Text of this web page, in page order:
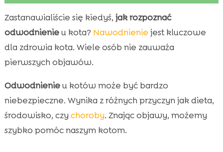
 Co to jest odwodnienie u kotów?
 Typowe objawy odwodnienia kota
 Jak rozpoznać odwodnienie w domu?
 Jakie są najczęstsze przyczyny odwodnienia u
Dlaczego odpowiednie nawodnienie jest
ważne?
Jak zapewnić kotu odpowiednie
nawodnienie?
Zastanawialiście się kiedyś, jak rozpoznać
odwodnienieu kota? Nawodnienie jest kluczowe
dla zdrowia kota. Wiele osób nie zauważa
pierwszych objawów.
Odwodnienieu kotów może być bardzo
niebezpieczne. Wynika z różnych przyczyn jak dieta,
środowisko, czy choroby. Znając objawy, możemy
szybko pomóc naszym kotom.